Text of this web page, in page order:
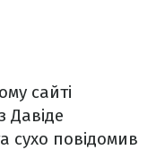
сайті
Давіде
сухо повідомив